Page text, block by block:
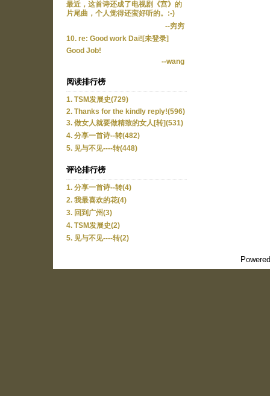
最近，这首诗还成了电视剧《宫》的
片尾曲，个人觉得还蛮好听的。:-)
--穷穷
10. re: Good work Dai![未登录]
Good Job!
--wang
阅读排行榜
1. TSM发展史(729)
2. Thanks for the kindly reply!(596)
3. 做女人就要做精致的女人[转](531)
4. 分享一首诗--转(482)
5. 见与不见----转(448)
评论排行榜
1. 分享一首诗--转(4)
2. 我最喜欢的花(4)
3. 回到广州(3)
4. TSM发展史(2)
5. 见与不见----转(2)